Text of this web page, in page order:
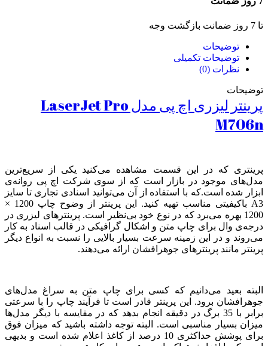
تا 7 روز ضمانت بازگشت وجه
توضیحات
توضیحات تکمیلی
نظرات (0)
توضیحات
پرینتر لیزری اچ پی مدل LaserJet Pro
M706n
پرینتری که در این قسمت مشاهده می‌کنید یکی از سریع‌ترین
مدل‌های موجود در بازار است که از سوی شرکت اچ پی روانه‌ی
ابزار شده است.که با استفاده از آن می‌توانید اسنادی تجاری تا سایز
A3 باکیفیتی مناسب تهیه کنید. این پرینتر از وضوح چاپ 1200 ×
1200 بهره می‌برد که در نوع خود بی‌نظیر است. پرینترهای لیزری در
درجه‌ی وال برای چاپ متن و اشکال گرافیکی در قالب اسناد به کار
می‌روند و در این زمینه سرعت بسیار بالایی را نسبت به انواع دیگر
پرینتر مانند پرینترهای جوهرافشان ارائه می‌دهند.
البته بعید می‌دانیم که کسی برای چاپ متن به سراغ مدل‌های
جوهرافشان برود. این پرینتر قادر است تا فرآیند چاپ را با سرعتی
برابر با 35 برگ در دقیقه انجام بدهد که در مقایسه با دیگر مدل‌ها
میزان بسیار مناسبی است. البته توجه داشته باشید که میزان فوق
برای پوشش حداکثری 10 درصد از کاغذ اعلام شده است و بدیهی